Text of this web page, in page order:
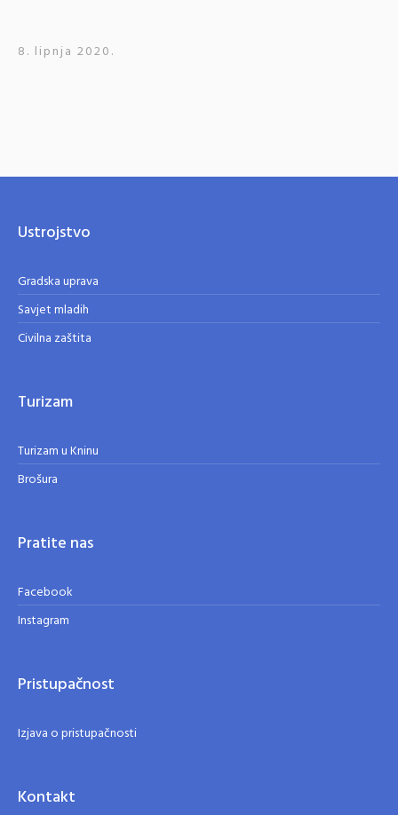
8. lipnja 2020.
Ustrojstvo
Gradska uprava
Savjet mladih
Civilna zaštita
Turizam
Turizam u Kninu
Brošura
Pratite nas
Facebook
Instagram
Pristupačnost
Izjava o pristupačnosti
Kontakt